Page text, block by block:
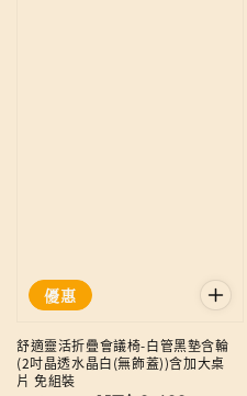
優惠
舒適靈活折疊會議椅-白管黑墊含輪
(2吋晶透水晶白(無飾蓋))含加大桌
片 免組裝